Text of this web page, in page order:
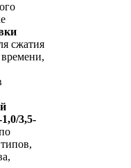
сжатия
3,5-